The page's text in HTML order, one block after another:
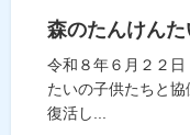
森のたんけんた
令和８年６月２２
たいの子供たちと協
復活し...